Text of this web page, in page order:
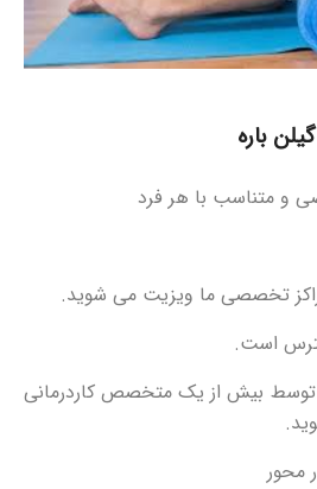
باره
و متناسب با هر فرد
تخصصی ما ویزیت می شوید.
است.
توسط بیش از یک متخصص کاردرمانی
محور